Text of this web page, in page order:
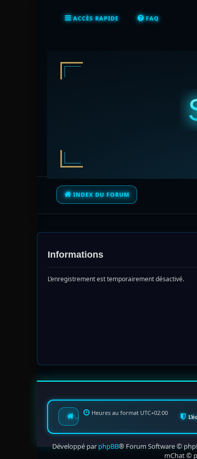
ACCÈS RAPIDE FAQ
INDEX DU FORUM
Informations
L’enregistrement est temporairement désactivé.
Index du forum
Heures au format UTC+02:00
Développé parphpBB® Forum Software ©
mChat ©